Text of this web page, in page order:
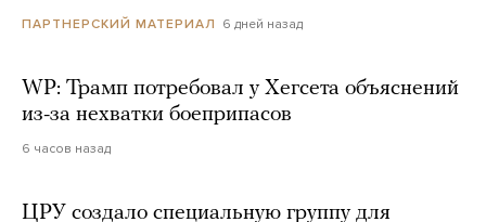
ПАРТНЕРСКИЙ МАТЕРИАЛ 6 дней назад
WP: Трамп потребовал у Хегсета объяснений
из-за нехватки боеприпасов
6 часов назад
ЦРУ создало специальную группу для